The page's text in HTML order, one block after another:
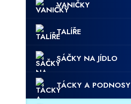
VANIČKY
TALÍŘE
SÁČKY NA JÍDLO
TÁCKY A PODNOSY